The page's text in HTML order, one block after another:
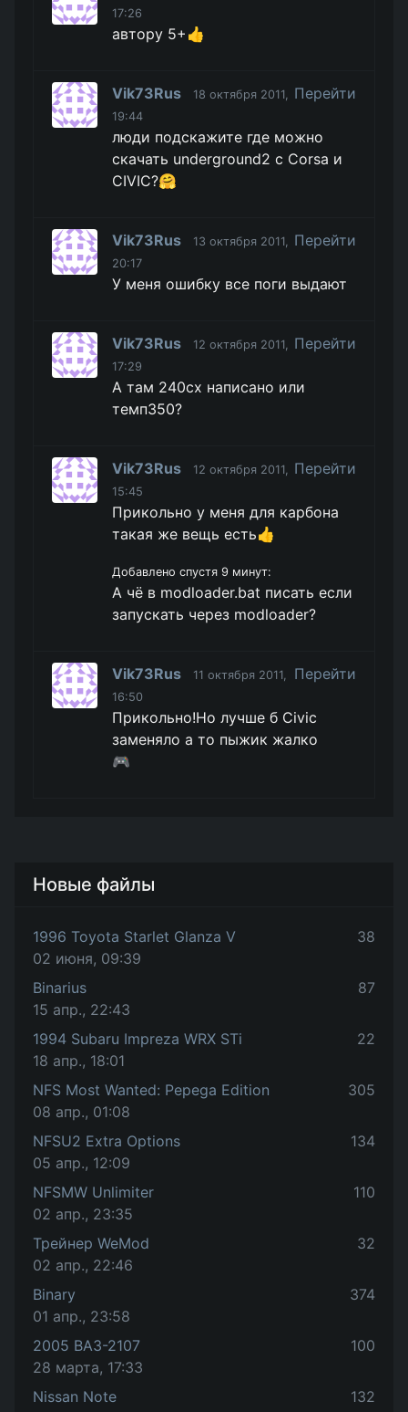
17:26
автору 5+👍
Vik73Rus
18 октября 2011,
19:44
Перейти
люди подскажите где можно
скачать underground2 с Corsa и
CIVIC?🤗
Vik73Rus
13 октября 2011,
20:17
Перейти
У меня ошибку все поги выдают
Vik73Rus
12 октября 2011,
17:29
Перейти
A там 240сх написано или
темп350?
Vik73Rus
12 октября 2011,
15:45
Перейти
Прикольно у меня для карбона
такая же вещь есть👍
Добавлено спустя 9 минут:
А чё в modloader.bat писать если
запускать через modloader?
Vik73Rus
11 октября 2011,
16:50
Перейти
Прикольно!Но лучше б Civic
заменяло а то пыжик жалко
🎮
Новые файлы
1996 Toyota Starlet Glanza V
02 июня, 09:39
38
Binarius
15 апр., 22:43
87
1994 Subaru Impreza WRX STi
18 апр., 18:01
22
NFS Most Wanted: Pepega Edition
08 апр., 01:08
305
NFSU2 Extra Options
05 апр., 12:09
134
NFSMW Unlimiter
02 апр., 23:35
110
Трейнер WeMod
02 апр., 22:46
32
Binary
01 апр., 23:58
374
2005 ВАЗ-2107
28 марта, 17:33
100
Nissan Note
132